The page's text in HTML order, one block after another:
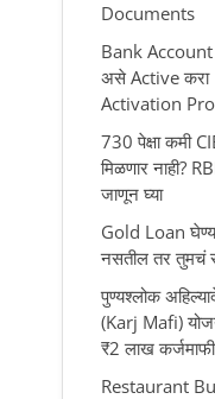
Documents
Bank
असे Active
Activation
730 पेक्षा कमी
मिळणार नाही?
जाणून घ्या
Gold Loan
नसतील तर तुमचं
पुण्यश्लोक
(Karj Mafi)
₹2 लाख
Restaurant